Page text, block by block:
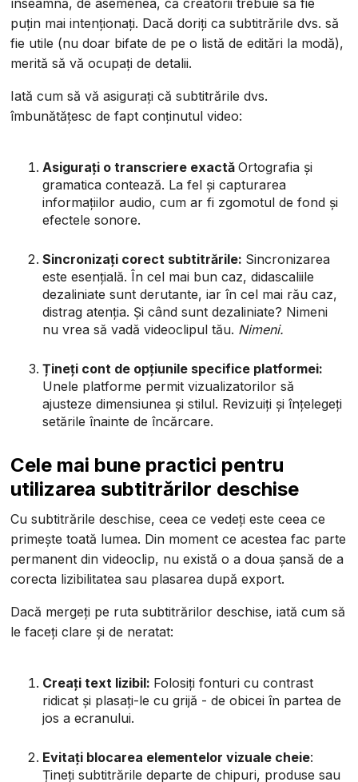
înseamnă, de asemenea, că creatorii trebuie să fie
puțin mai intenționați. Dacă doriți ca subtitrările dvs. să
fie utile (nu doar bifate de pe o listă de editări la modă),
merită să vă ocupați de detalii.
Iată cum să vă asigurați că subtitrările dvs.
îmbunătățesc de fapt conținutul video:
Asigurați o transcriere exactăOrtografia și
gramatica contează. La fel și capturarea
informațiilor audio, cum ar fi zgomotul de fond și
efectele sonore.
Sincronizați corect subtitrările: Sincronizarea
este esențială. În cel mai bun caz, didascaliile
dezaliniate sunt derutante, iar în cel mai rău caz,
distrag atenția. Și când sunt dezaliniate? Nimeni
nu vrea să vadă videoclipul tău. Nimeni.
Țineți cont de opțiunile specifice platformei:
Unele platforme permit vizualizatorilor să
ajusteze dimensiunea și stilul. Revizuiți și înțelegeți
setările înainte de încărcare.
Cele mai bune practici pentru
utilizarea subtitrărilor deschise
Cu subtitrările deschise, ceea ce vedeți este ceea ce
primește toată lumea. Din moment ce acestea fac parte
permanent din videoclip, nu există o a doua șansă de a
corecta lizibilitatea sau plasarea după export.
Dacă mergeți pe ruta subtitrărilor deschise, iată cum să
le faceți clare și de neratat:
Creați text lizibil: Folosiți fonturi cu contrast
ridicat și plasați-le cu grijă - de obicei în partea de
jos a ecranului.
Evitați blocarea elementelor vizuale cheie:
Țineți subtitrările departe de chipuri, produse sau